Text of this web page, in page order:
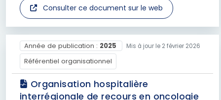
Consulter ce document sur le web
Année de publication : 2025 Mis à jour le 2 février 2026
Référentiel organisationnel
Organisation hospitalière
interrégionale de recours en oncologie